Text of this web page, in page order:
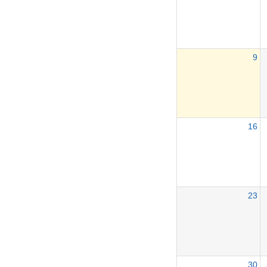
9
16
23
30